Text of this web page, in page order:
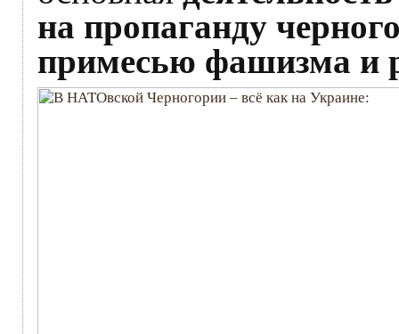
на пропаганду
примесью фашизма и